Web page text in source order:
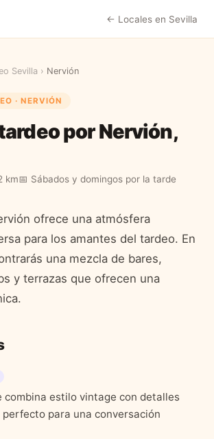
← Locales en Sevilla
Sevilla › Nervión
·NERVIÓN
por Nervión,
km📅 Sábados y domingos por la tarde
ofrece una atmósfera
para los amantes del tardeo. En
una mezcla de bares,
y terrazas que ofrecen una
combina estilo vintage con detalles
perfecto para una conversación